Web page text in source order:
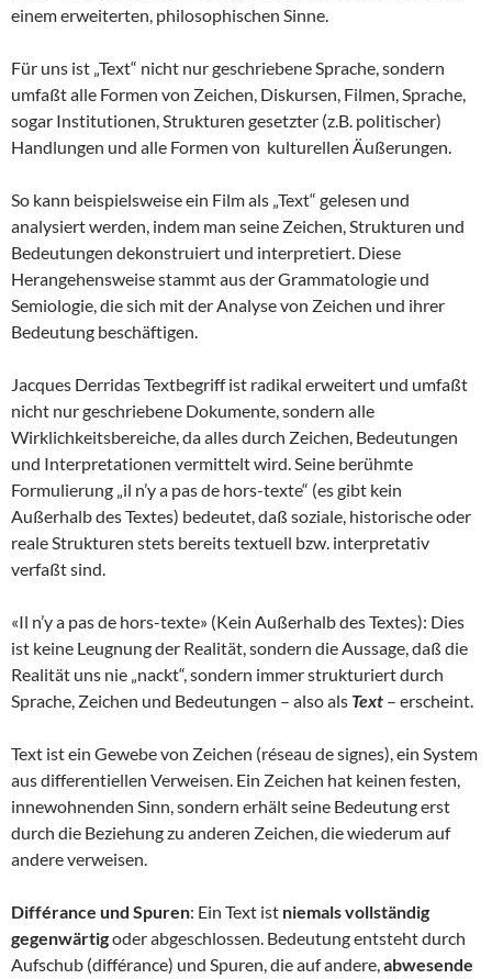
einem erweiterten, philosophischen Sinne.
Für uns ist „Text“ nicht nur geschriebene Sprache, sondern
umfaßt alle Formen von Zeichen, Diskursen, Filmen, Sprache,
sogar Institutionen, Strukturen gesetzter (z.B. politischer)
Handlungen und alle Formen von kulturellen Äußerungen.
So kann beispielsweise ein Film als „Text“ gelesen und
analysiert werden, indem man seine Zeichen, Strukturen und
Bedeutungen dekonstruiert und interpretiert. Diese
Herangehensweise stammt aus der Grammatologie und
Semiologie, die sich mit der Analyse von Zeichen und ihrer
Bedeutung beschäftigen.
Jacques Derridas Textbegriff ist radikal erweitert und umfaßt
nicht nur geschriebene Dokumente, sondern alle
Wirklichkeitsbereiche, da alles durch Zeichen, Bedeutungen
und Interpretationen vermittelt wird. Seine berühmte
Formulierung „il n’y a pas de hors-texte“ (es gibt kein
Außerhalb des Textes) bedeutet, daß soziale, historische oder
reale Strukturen stets bereits textuell bzw. interpretativ
verfaßt sind.
«Il n’y a pas de hors-texte» (Kein Außerhalb des Textes): Dies
ist keine Leugnung der Realität, sondern die Aussage, daß die
Realität uns nie „nackt“, sondern immer strukturiert durch
Sprache, Zeichen und Bedeutungen – also als Text – erscheint.
Text ist ein Gewebe von Zeichen (réseau de signes), ein System
aus differentiellen Verweisen. Ein Zeichen hat keinen festen,
innewohnenden Sinn, sondern erhält seine Bedeutung erst
durch die Beziehung zu anderen Zeichen, die wiederum auf
andere verweisen.
Différance und Spuren: Ein Text ist niemals vollständig
gegenwärtigoder abgeschlossen. Bedeutung entsteht durch
Aufschub (différance) und Spuren, die auf andere,abwesende